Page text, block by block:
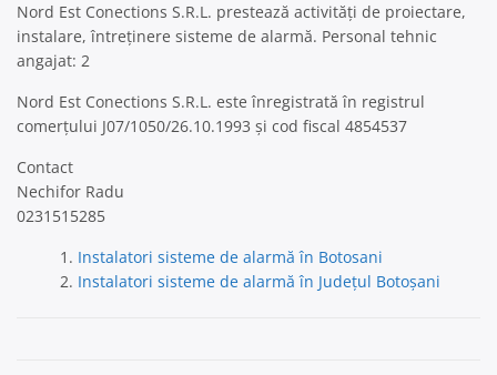
Nord Est Conections S.R.L. prestează activități de proiectare,
instalare, întreținere sisteme de alarmă. Personal tehnic
angajat: 2
Nord Est Conections S.R.L. este înregistrată în registrul
comerțului J07/1050/26.10.1993 și cod fiscal 4854537
Contact
Nechifor Radu
0231515285
Instalatori sisteme de alarmă în Botosani
Instalatori sisteme de alarmă în Județul Botoșani